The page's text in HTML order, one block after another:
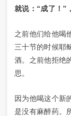
就说：“成了！”
之前他们给他喝
三十节的时候耶
酒。之前他拒绝
思。
因为他喝这个新
是没有麻醉药。